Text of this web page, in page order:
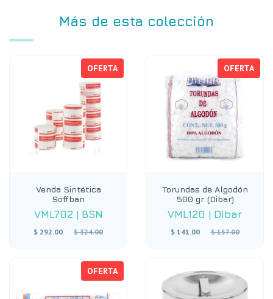
Más de esta colección
OFERTA
Venda Sintética
Soffban
VML702 | BSN
$ 292.00
Precio
$ 324.00
OFERTA
Torundas de Algodón
500 gr. (Dibar)
VML120 | Dibar
$ 141.00
Precio
$ 157.00
OFERTA